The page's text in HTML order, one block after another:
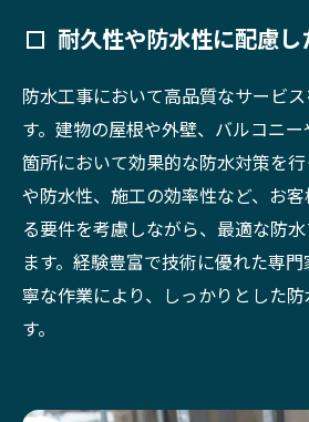
耐久性や防水性に配慮
防水工事において高品質なサービ
す。建物の屋根や外壁、バルコニ
箇所において効果的な防水対策を
や防水性、施工の効率性など、お
る要件を考慮しながら、最適な防
ます。経験豊富で技術に優れた専
寧な作業により、しっかりとした
す。